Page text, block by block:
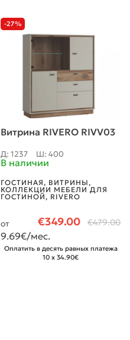
-27%
Витрина RIVERO RIVV03
Д: 1237 Ш: 400
В наличии
ГОСТИНАЯ, ВИТРИНЫ,
КОЛЛЕКЦИИ МЕБЕЛИ ДЛЯ
ГОСТИНОЙ, RIVERO
€349.00 €479.00
от
9.69€/мес.
Оплатить в десять равных платежа
10 x 34.90€